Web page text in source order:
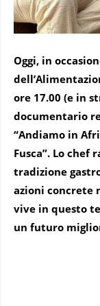
Oggi, in
ore 17.00 (e in
documentario
“Andiamo in
Fusca”. Lo chef
tradizione
azioni concrete
vive in questo
un futuro